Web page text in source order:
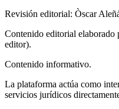
Revisión editorial: Òscar
Contenido editorial
editor).
Contenido informativo.
La plataforma actúa como
servicios jurídicos